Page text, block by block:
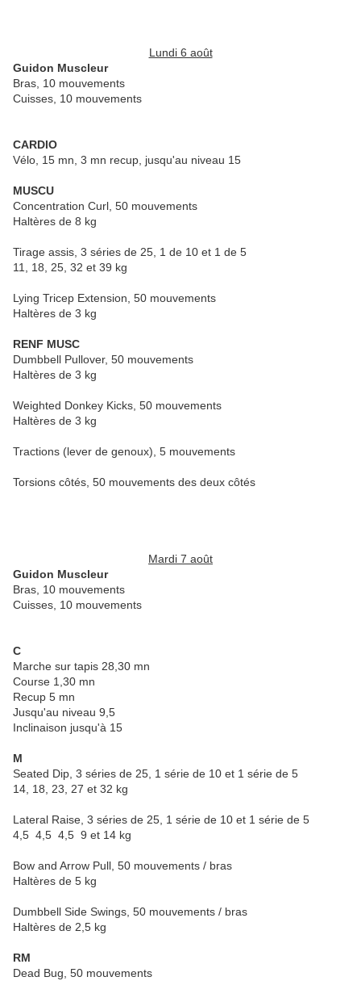
Lundi 6 août
Guidon Muscleur
Bras, 10 mouvements
Cuisses, 10 mouvements
CARDIO
Vélo, 15 mn, 3 mn recup, jusqu'au niveau 15
MUSCU
Concentration Curl, 50 mouvements
Haltères de 8 kg
Tirage assis, 3 séries de 25, 1 de 10 et 1 de 5
11, 18, 25, 32 et 39 kg
Lying Tricep Extension, 50 mouvements
Haltères de 3 kg
RENF MUSC
Dumbbell Pullover, 50 mouvements
Haltères de 3 kg
Weighted Donkey Kicks, 50 mouvements
Haltères de 3 kg
Tractions (lever de genoux), 5 mouvements
Torsions côtés, 50 mouvements des deux côtés
Mardi 7 août
Guidon Muscleur
Bras, 10 mouvements
Cuisses, 10 mouvements
C
Marche sur tapis 28,30 mn
Course 1,30 mn
Recup 5 mn
Jusqu'au niveau 9,5
Inclinaison jusqu'à 15
M
Seated Dip, 3 séries de 25, 1 série de 10 et 1 série de 5
14, 18, 23, 27 et 32 kg
Lateral Raise, 3 séries de 25, 1 série de 10 et 1 série de 5
4,5 4,5 4,5 9 et 14 kg
Bow and Arrow Pull, 50 mouvements / bras
Haltères de 5 kg
Dumbbell Side Swings, 50 mouvements / bras
Haltères de 2,5 kg
RM
Dead Bug, 50 mouvements